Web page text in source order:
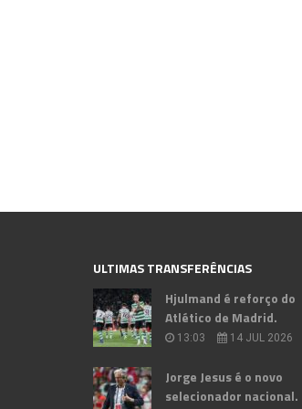
ULTIMAS TRANSFERÊNCIAS
Hjulmand é reforço do
Atlético de Madrid.
13:03 14 JUL 2026
Jorge Jesus é o novo
selecionador nacional.